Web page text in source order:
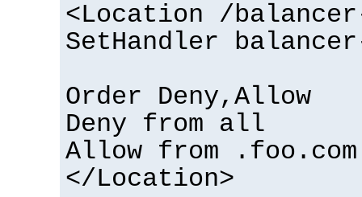
<Location /balancer-
SetHandler
Order Deny,Allow
Deny from all
Allow from .foo.com
</Location>